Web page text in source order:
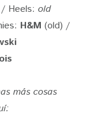
Heels: old
H&M (old) /
más cosas